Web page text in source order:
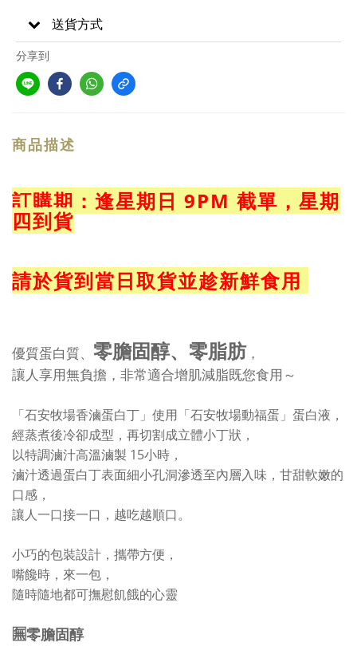
送貨方式
分享到
商品描述
訂購期：逢星期日 9PM 截單，星期
四到貨
請於貨到當日取貨並趁新鮮食用
優質蛋白質、 零膽固醇、零脂肪，
讓人享用無負擔，非常適合增肌減脂既您食用～
「石安牧場香滷蛋白丁」使用「石安牧場動福蛋」蛋白液，
經蒸煮後冷卻成型，再切割成立體小丁狀，
以特調滷汁高溫滷製 15小時，
滷汁透過蛋白丁表面細小孔洞滲透至內層入味，甘甜軟嫩的
口感，
讓人一口接一口，越吃越順口。
小巧的包裝設計，攜帶方便，
嘴饞時，來一包，
隨時隨地都可撫慰飢餓的心靈
🈚️零膽固醇